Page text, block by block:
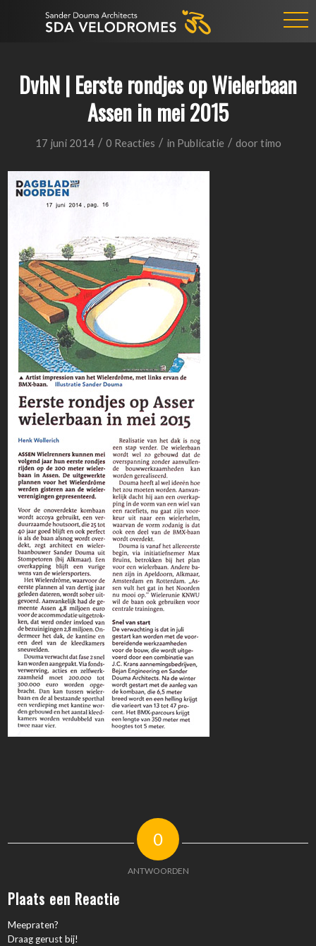
DvhN | Eerste rondjes op Wielerbaan
Assen in mei 2015
17 juni 2014 / 0 Reacties / in Publicatie / doortimo
0
ANTWOORDEN
Plaats een Reactie
Meepraten?
Draag gerust bij!